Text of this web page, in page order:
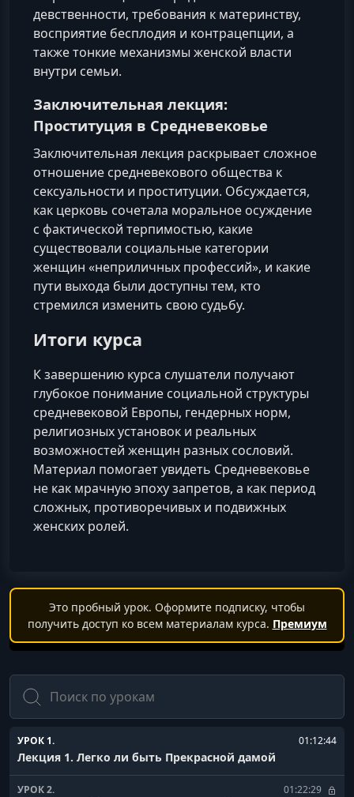
девственности, требования к материнству,
восприятие бесплодия и контрацепции, а
также тонкие механизмы женской власти
внутри семьи.
Заключительная лекция:
Проституция в Средневековье
Заключительная лекция раскрывает сложное
отношение средневекового общества к
сексуальности и проституции. Обсуждается,
как церковь сочетала моральное осуждение
с фактической терпимостью, какие
существовали социальные категории
женщин «неприличных профессий», и какие
пути выхода были доступны тем, кто
стремился изменить свою судьбу.
Итоги курса
К завершению курса слушатели получают
глубокое понимание социальной структуры
средневековой Европы, гендерных норм,
религиозных установок и реальных
возможностей женщин разных сословий.
Материал помогает увидеть Средневековье
не как мрачную эпоху запретов, а как период
сложных, противоречивых и подвижных
женских ролей.
Это пробный урок. Оформите подписку, чтобы
получить доступ ко всем материалам курса. Премиум
Поиск
УРОК 1. 01:12:44
Лекция 1. Легко ли быть Прекрасной дамой
УРОК 2. 01:22:29